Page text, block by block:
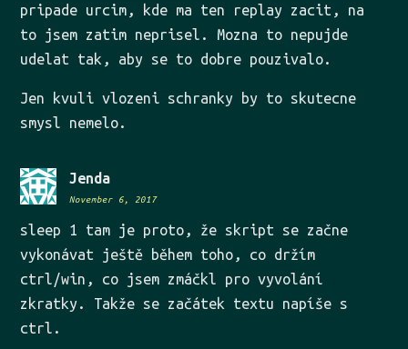
pripade urcim, kde ma ten replay zacit, na
to jsem zatim neprisel. Mozna to nepujde
udelat tak, aby se to dobre pouzivalo.
Jen kvuli vlozeni schranky by to skutecne
smysl nemelo.
Jenda
November 6, 2017
sleep 1 tam je proto, že skript se začne
vykonávat ještě během toho, co držím
ctrl/win, co jsem zmáčkl pro vyvolání
zkratky. Takže se začátek textu napíše s
ctrl.